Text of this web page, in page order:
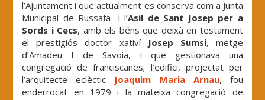
l’Ajuntament i que actualment es conserva com a Junta
Municipal de Russafa- i l’Asil de Sant Josep per a
Sords i Cecs, amb els béns que deixà en testament
el prestigiós doctor xativí
Josep Sumsi, metge
d’Amadeu I de Savoia, i que gestionava una
congregació de franciscanes; l’edifici, projectat per
l’arquitecte eclèctic Joaquim Maria Arnau, fou
enderrocat en 1979 i la mateixa congregació de